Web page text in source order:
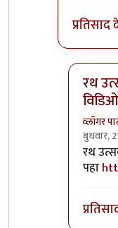
प्रतिसाद
रथ
व्लॉगर
बुधवार,
In
रथ
पहा